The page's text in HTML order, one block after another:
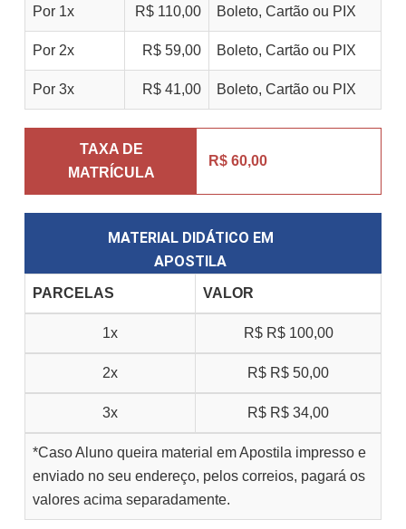
Por 1x R$ 110,00 Boleto, Cartão ou PIX
Por 2x R$ 59,00 Boleto, Cartão ou PIX
Por 3x R$ 41,00 Boleto, Cartão ou PIX
TAXA DE
MATRÍCULA
R$ 60,00
MATERIAL DIDÁTICO EM
APOSTILA
PARCELAS VALOR
1x R$ R$ 100,00
2x R$ R$ 50,00
3x R$ R$ 34,00
*Caso Aluno queira material em Apostila impresso e
enviado no seu endereço, pelos correios, pagará os
valores acima separadamente.